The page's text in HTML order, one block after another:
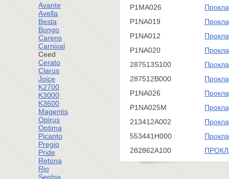
P1MA026
P1NA019
P1NA012
P1NA020
287513S100
287512B000
P1NA026
P1NA025M
213412A002
553441H000
282862A100
Avante
Avella
Besta
Bongo
Carens
Carnival
Ceed
Cerato
Clarus
Joice
K2700
K3000
K3600
Magentis
Opirus
Optima
Picanto
Pregio
Pride
Retona
Rio
Sephia